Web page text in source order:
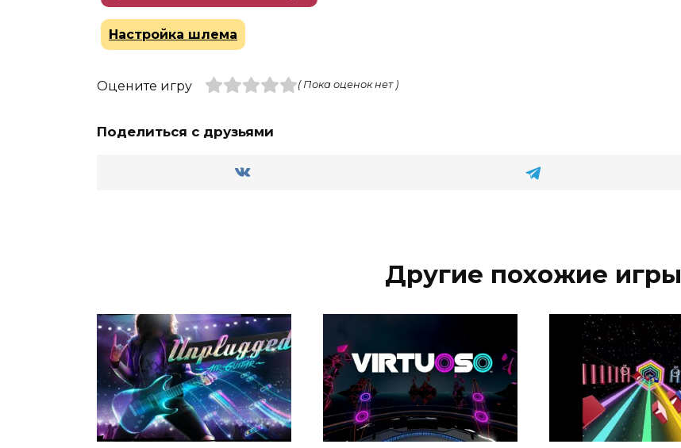
Настройка шлема
Оцените игру ( Пока оценок нет )
Поделиться с друзьями
Другие похожие игры